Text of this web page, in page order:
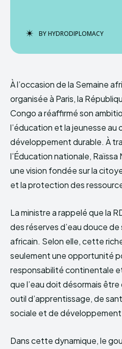
BYHYDRODIPLOMACY
À l’occasion de la Semaine
organisée à Paris, la
Congo a réaffirmé son
l’éducation et la jeunesse
développement durable. À
l’Éducation nationale, Raïssa
une vision fondée sur la
et la protection des
La ministre a rappelé que la
des réserves d’eau douce
africain. Selon elle, cette
seulement une opportunité
responsabilité continentale
que l’eau doit désormais
outil d’apprentissage, de
sociale et de
Dans cette dynamique, le